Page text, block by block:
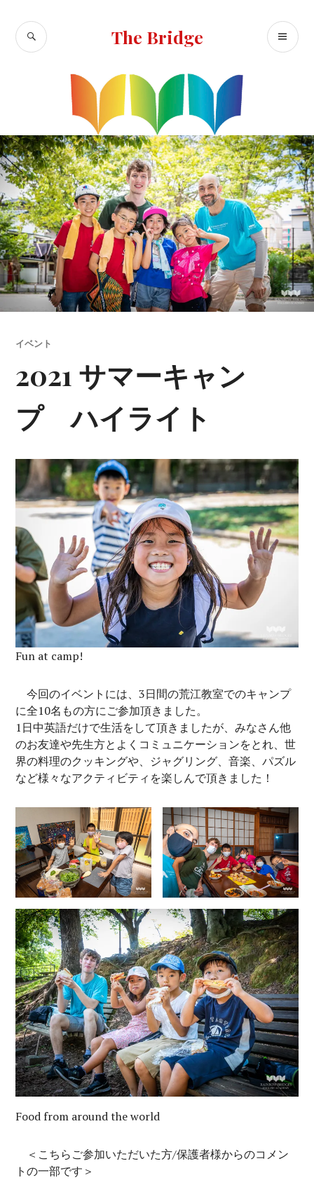
The Bridge
メ
ュ
ー
検
イベント
2021 サマーキャン
プ ハイライト
Fun at camp!
今回のイベントには、3日間の荒江教室でのキャンプ
に全10名もの方にご参加頂きました。
1日中英語だけで生活をして頂きましたが、みなさん他
のお友達や先生方とよくコミュニケーションをとれ、世
界の料理のクッキングや、ジャグリング、音楽、パズル
など様々なアクティビティを楽しんで頂きました！
Food from around the world
＜こちらご参加いただいた方/保護者様からのコメン
トの一部です＞